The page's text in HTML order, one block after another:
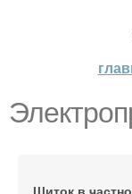
Щиток в